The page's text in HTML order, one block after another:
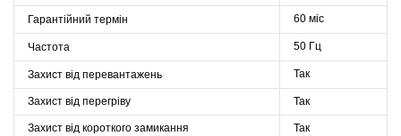
Гарантійний термін 60 міс
Частота 50 Гц
Захист від перевантажень Так
Захист від перегріву Так
Захист від короткого замикання Так